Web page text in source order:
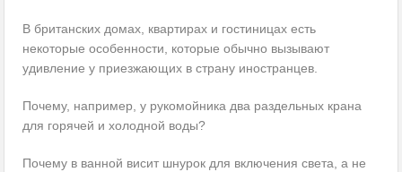
В британских домах, квартирах и гостиницах есть
некоторые особенности, которые обычно вызывают
удивление у приезжающих в страну иностранцев.
Почему, например, у рукомойника два раздельных крана
для горячей и холодной воды?
Почему в ванной висит шнурок для включения света, а не